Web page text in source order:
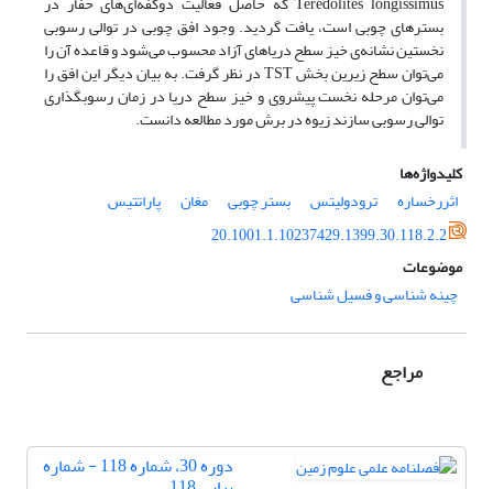
بسترهای چوبی است، یافت گردید. وجود افق چوبی در توالی رسوبی
نخستین نشانه‌ی خیز سطح دریاهای آزاد محسوب می‌شود و قاعده آن را
می‌توان سطح زیرین بخش TST در نظر گرفت. به بیان دیگر این افق را
می‌توان مرحله نخست پیشروی و خیز سطح دریا در زمان رسوبگذاری
توالی رسوبی سازند زیوه در برش مورد مطالعه دانست.
کلیدواژه‌ها
اثررخساره
ترودولیتس بستر چوبی مغان
پاراتتیس
20.1001.1.10237429.1399.30.118.2.2
موضوعات
چینه شناسی و فسیل شناسی
مراجع
دوره 30، شماره 118 - شماره